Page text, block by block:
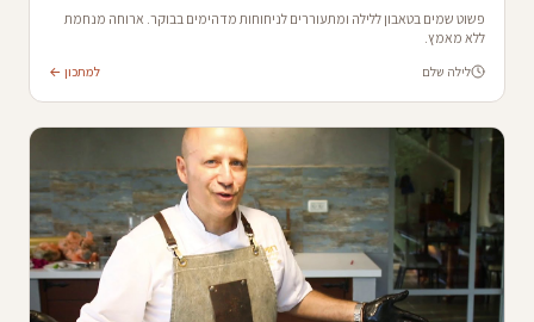
פשוט שמים בטאבון ללילה ומתעוררים לניחוחות מדהימים בבוקר. ארוחה מנחמת
ללא מאמץ.
לילה שלם למתכון ←